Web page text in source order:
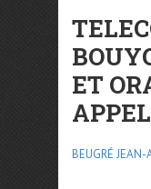
ET
BEUGRÉ